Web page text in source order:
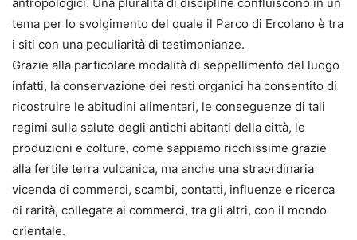
tema per lo svolgimento del quale il Parco di Ercolano è tra
i siti con una peculiarità di testimonianze.
Grazie alla particolare modalità di seppellimento del luogo
infatti, la conservazione dei resti organici ha consentito di
ricostruire le abitudini alimentari, le conseguenze di tali
regimi sulla salute degli antichi abitanti della città, le
produzioni e colture, come sappiamo ricchissime grazie
alla fertile terra vulcanica, ma anche una straordinaria
vicenda di commerci, scambi, contatti, influenze e ricerca
di rarità, collegate ai commerci, tra gli altri, con il mondo
orientale.